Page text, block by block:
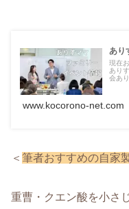
あり
現在
あり
会あ
www.kocorono-net.com
＜ 筆者おすすめの自家
重曹・クエン酸を小さ